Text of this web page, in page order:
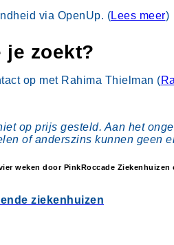
ziekenhuizen
via OpenUp. (Lees meer)
zoekt?
op met Rahima Thielman (
op prijs gesteld. Aan het
of anderszins kunnen geen
weken door PinkRoccade